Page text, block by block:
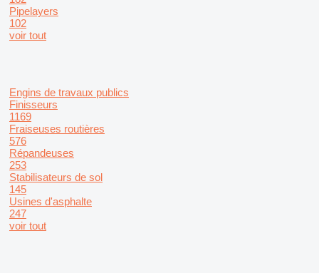
Pipelayers
102
voir tout
Engins de travaux publics
Finisseurs
1169
Fraiseuses routières
576
Répandeuses
253
Stabilisateurs de sol
145
Usines d'asphalte
247
voir tout